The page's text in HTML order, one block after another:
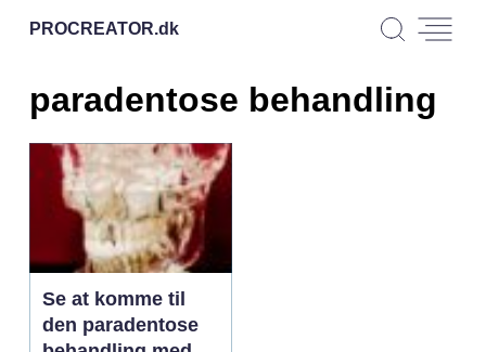
PROCREATOR.dk
paradentose behandling
Se at komme til
den paradentose